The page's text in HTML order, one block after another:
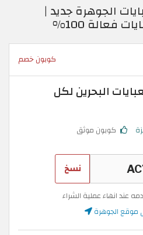
الجوهرة جديد |
فعالة 100%
كوبون خصم
البحرين لكل
كوبون موثق
نسخ
عند انهاء عملية الشراء
موقع الجوهرة